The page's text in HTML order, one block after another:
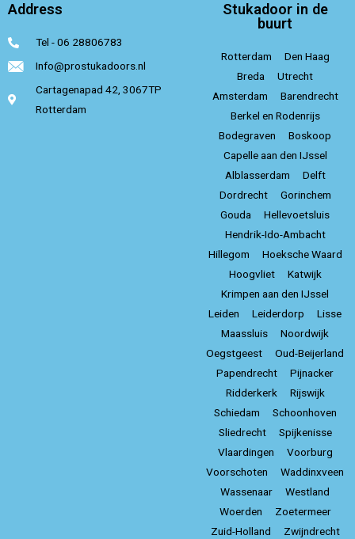
Address
Tel - 06 28806783
Info@prostukadoors.nl
Cartagenapad 42, 3067TP
Rotterdam
Stukadoor in de
buurt
Rotterdam
Den Haag
Breda
Utrecht
Amsterdam
Barendrecht
Berkel en Rodenrijs
Bodegraven
Boskoop
Capelle aan den IJssel
Alblasserdam
Delft
Dordrecht
Gorinchem
Gouda
Hellevoetsluis
Hendrik-Ido-Ambacht
Hillegom
Hoeksche Waard
Hoogvliet
Katwijk
Krimpen aan den IJssel
Leiden
Leiderdorp
Lisse
Maassluis
Noordwijk
Oegstgeest
Oud-Beijerland
Papendrecht
Pijnacker
Ridderkerk
Rijswijk
Schiedam
Schoonhoven
Sliedrecht
Spijkenisse
Vlaardingen
Voorburg
Voorschoten
Waddinxveen
Wassenaar
Westland
Woerden
Zoetermeer
Zuid-Holland
Zwijndrecht